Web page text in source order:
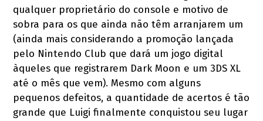
qualquer proprietário do console e motivo de
sobra para os que ainda não têm arranjarem um
(ainda mais considerando a promoção lançada
pelo Nintendo Club que dará um jogo digital
àqueles que registrarem Dark Moon e um 3DS XL
até o mês que vem). Mesmo com alguns
pequenos defeitos, a quantidade de acertos é tão
grande que Luigi finalmente conquistou seu lugar